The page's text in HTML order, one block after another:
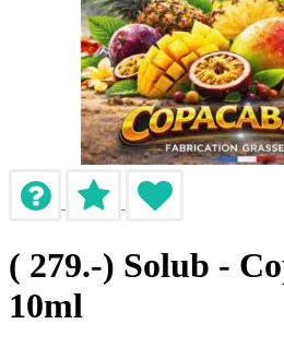
( 279.-) Solub -
10ml